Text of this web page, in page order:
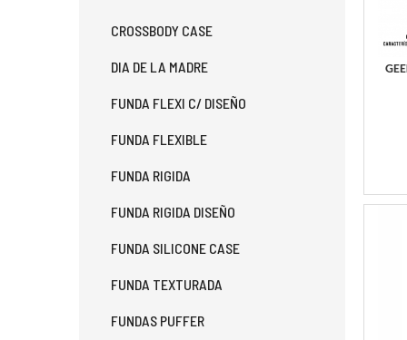
CROSSBODY CASE
DIA DE LA MADRE
FUNDA FLEXI C/ DISEÑO
FUNDA FLEXIBLE
FUNDA RIGIDA
FUNDA RIGIDA DISEÑO
FUNDA SILICONE CASE
FUNDA TEXTURADA
FUNDAS PUFFER